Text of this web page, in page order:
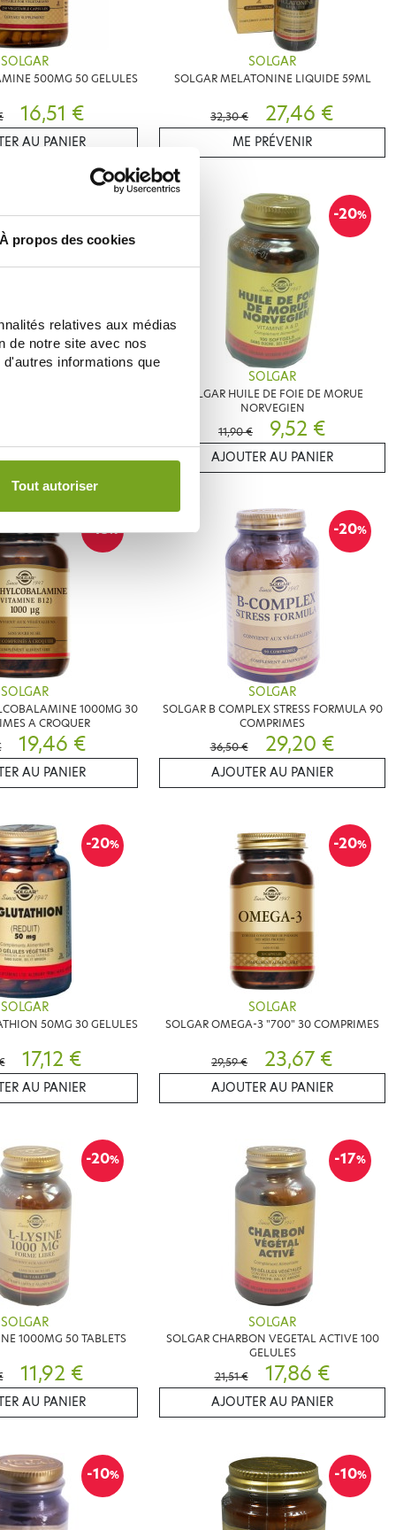
À propos des cookies
relatives aux médias
de notre site avec nos
informations que
Tout autoriser
SOLGAR
500MG 50 GELULES
16,51 €
AU PANIER
SOLGAR
SOLGAR MELATONINE LIQUIDE 59ML
32,30 € 27,46 €
ME PRÉVENIR
-10%
AU PANIER
-20%
SOLGAR
SOLGAR HUILE DE FOIE DE MORUE
NORVEGIEN
11,90 €
9,52 €
AJOUTER AU PANIER
-15%
SOLGAR
1000ΜG 30
A CROQUER
19,46 €
AU PANIER
-20%
SOLGAR
SOLGAR B COMPLEX STRESS FORMULA 90
COMPRIMES
36,50 €
29,20 €
AJOUTER AU PANIER
-20%
SOLGAR
50MG 30 GELULES
17,12 €
AU PANIER
-20%
SOLGAR
SOLGAR OMEGA-3 "700" 30 COMPRIMES
29,59 € 23,67 €
AJOUTER AU PANIER
-20%
SOLGAR
1000MG 50 TABLETS
11,92 €
AU PANIER
-17%
SOLGAR
SOLGAR CHARBON VEGETAL ACTIVE 100
GELULES
21,51 €
17,86 €
AJOUTER AU PANIER
-10% -10%